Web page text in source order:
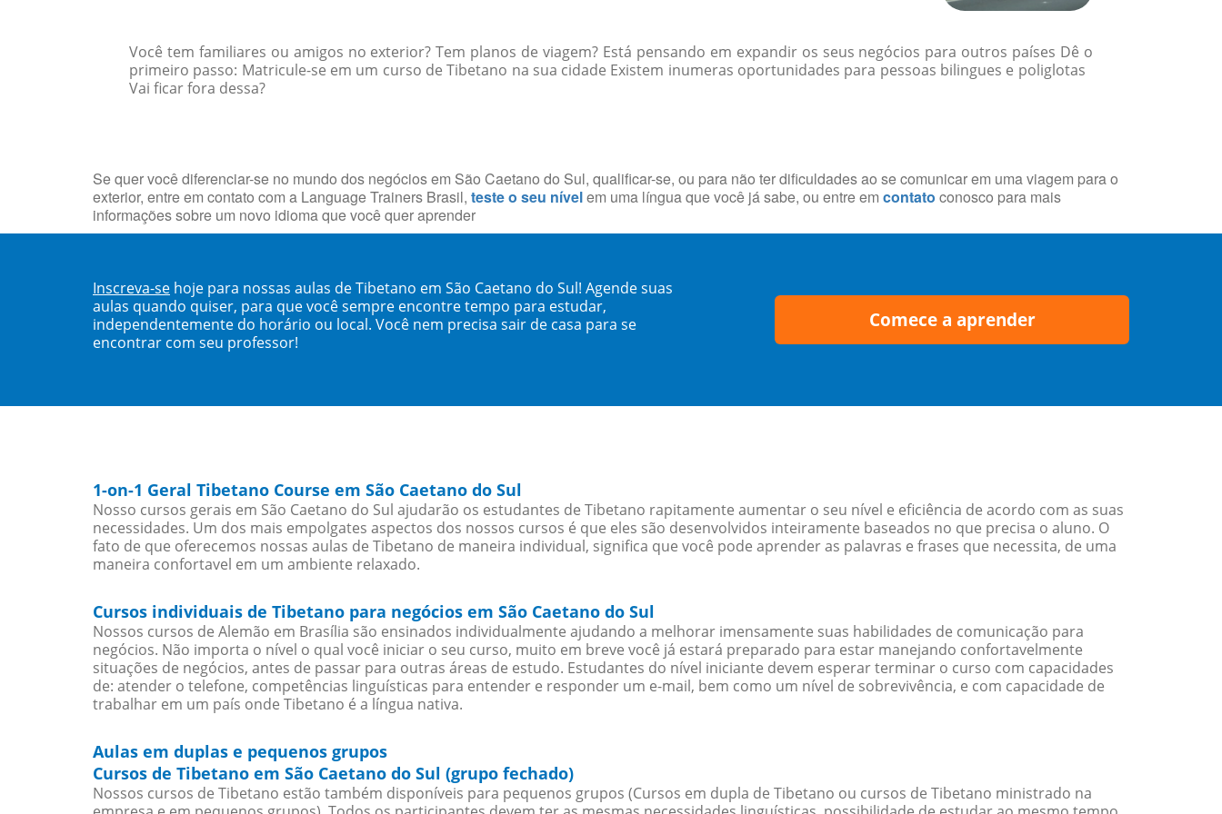
Você tem familiares ou amigos no exterior? Tem planos de viagem? Está pensando em expandir os seus negócios para outros países Dê o
primeiro passo: Matricule-se em um curso de Tibetano na sua cidade Existem inumeras oportunidades para pessoas bilingues e poliglotas
Vai ficar fora dessa?
Se quer você diferenciar-se no mundo dos negócios em São Caetano do Sul, qualificar-se, ou para não ter dificuldades ao se comunicar em uma viagem para o
exterior, entre em contato com a Language Trainers Brasil, teste o seu nívelem uma língua que você já sabe, ou entre em contato conosco para mais
informações sobre um novo idioma que você quer aprender
Inscreva-se hoje para nossas aulas de Tibetano em São Caetano do Sul! Agende suas
aulas quando quiser, para que você sempre encontre tempo para estudar,
independentemente do horário ou local. Você nem precisa sair de casa para se
encontrar com seu professor!
Comece a aprender
1-on-1 Geral Tibetano Course em São Caetano do Sul
Nosso cursos gerais em São Caetano do Sul ajudarão os estudantes de Tibetano rapitamente aumentar o seu nível e eficiência de acordo com as suas
necessidades. Um dos mais empolgates aspectos dos nossos cursos é que eles são desenvolvidos inteiramente baseados no que precisa o aluno. O
fato de que oferecemos nossas aulas de Tibetano de maneira individual, significa que você pode aprender as palavras e frases que necessita, de uma
maneira confortavel em um ambiente relaxado.
Cursos individuais de Tibetano para negócios em São Caetano do Sul
Nossos cursos de Alemão em Brasília são ensinados individualmente ajudando a melhorar imensamente suas habilidades de comunicação para
negócios. Não importa o nível o qual você iniciar o seu curso, muito em breve você já estará preparado para estar manejando confortavelmente
situações de negócios, antes de passar para outras áreas de estudo. Estudantes do nível iniciante devem esperar terminar o curso com capacidades
de: atender o telefone, competências linguísticas para entender e responder um e-mail, bem como um nível de sobrevivência, e com capacidade de
trabalhar em um país onde Tibetano é a língua nativa.
Aulas em duplas e pequenos grupos
Cursos de Tibetano em São Caetano do Sul (grupo fechado)
Nossos cursos de Tibetano estão também disponíveis para pequenos grupos (Cursos em dupla de Tibetano ou cursos de Tibetano ministrado na